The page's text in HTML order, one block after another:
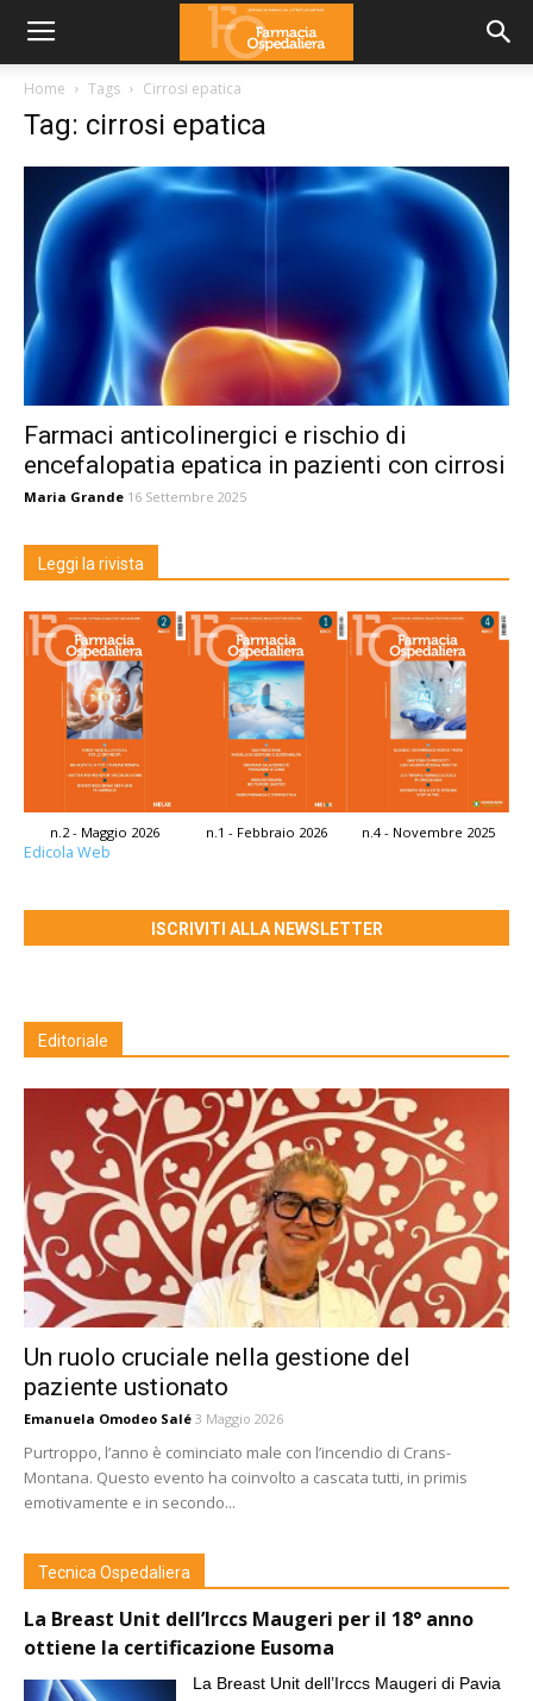
Home Tags Cirrosi epatica
Tag: cirrosi epatica
Farmaci anticolinergici e rischio di
encefalopatia epatica in pazienti con cirrosi
Maria Grande 16 Settembre 2025
Leggi la rivista
n.2 - Maggio 2026 n.1 - Febbraio 2026 n.4 - Novembre 2025
Edicola Web
ISCRIVITI ALLA NEWSLETTER
Editoriale
Un ruolo cruciale nella gestione del
paziente ustionato
Emanuela Omodeo Salé 3 Maggio 2026
Purtroppo, l’anno è cominciato male con l’incendio di Crans-
Montana. Questo evento ha coinvolto a cascata tutti, in primis
emotivamente e in secondo...
Tecnica Ospedaliera
La Breast Unit dell’Irccs Maugeri per il 18° anno
ottiene la certificazione Eusoma
La Breast Unit dell’Irccs Maugeri di Pavia